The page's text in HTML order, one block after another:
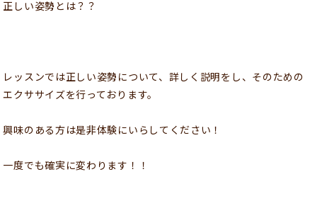
正しい姿勢とは？？
レッスンでは正しい姿勢について、詳しく説明をし、そのための
エクササイズを行っております。
興味のある方は是非体験にいらしてください！
一度でも確実に変わります！！